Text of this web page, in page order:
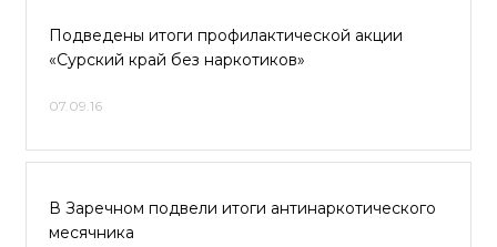
Подведены итоги профилактической акции
«Сурский край без наркотиков»
07.09.16
В Заречном подвели итоги антинаркотического
месячника